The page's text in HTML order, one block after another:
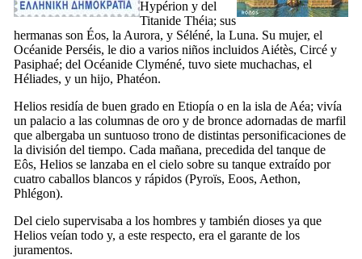
Hypérion y del
Titanide Théia; sus
hermanas son Éos, la Aurora, y Séléné, la Luna. Su mujer, el
Océanide Perséis, le dio a varios niños incluidos Aiétès, Circé y
Pasiphaé; del Océanide Clyméné, tuvo siete muchachas, el
Héliades, y un hijo, Phatéon.
Helios residía de buen grado en Etiopía o en la isla de Aéa; vivía
un palacio a las columnas de oro y de bronce adornadas de marfil
que albergaba un suntuoso trono de distintas personificaciones de
la división del tiempo. Cada mañana, precedida del tanque de
Eôs, Helios se lanzaba en el cielo sobre su tanque extraído por
cuatro caballos blancos y rápidos (Pyroïs, Eoos, Aethon,
Phlégon).
Del cielo supervisaba a los hombres y también dioses ya que
Helios veían todo y, a este respecto, era el garante de los
juramentos.